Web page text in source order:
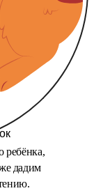
ребёнка,
дадим